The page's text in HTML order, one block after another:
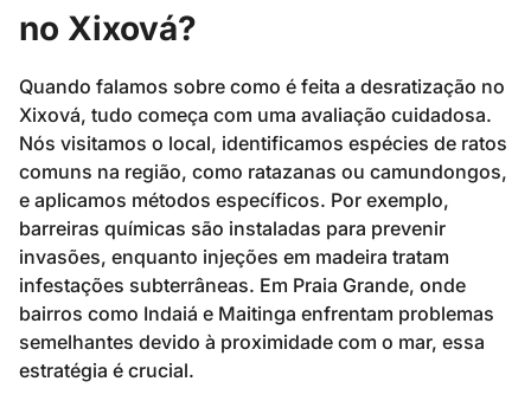
no Xixová?
Quando falamos sobre como é feita a desratização no
Xixová, tudo começa com uma avaliação cuidadosa.
Nós visitamos o local, identificamos espécies de ratos
comuns na região, como ratazanas ou camundongos,
e aplicamos métodos específicos. Por exemplo,
barreiras químicas são instaladas para prevenir
invasões, enquanto injeções em madeira tratam
infestações subterrâneas. Em Praia Grande, onde
bairros como Indaiá e Maitinga enfrentam problemas
semelhantes devido à proximidade com o mar, essa
estratégia é crucial.